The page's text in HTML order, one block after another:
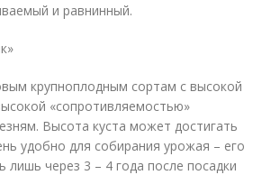
и равнинный.
крупноплодным сортам с высокой
«сопротивляемостью»
Высота куста может достигать
удобно для собирания урожая – его
через 3 – 4 года после посадки